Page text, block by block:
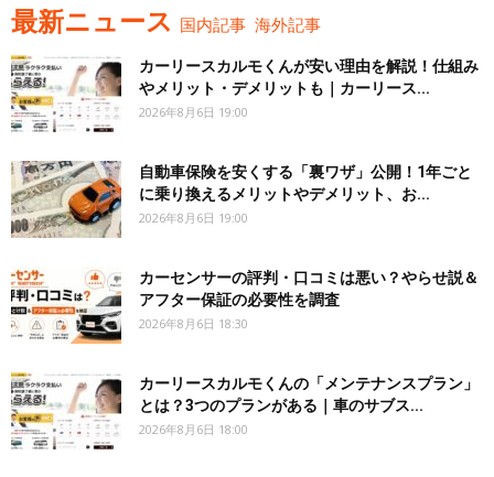
最新ニュース 国内記事 海外記事
カーリースカルモくんが安い理由を解説！仕組み
やメリット・デメリットも｜カーリース...
2026年8月6日 19:00
自動車保険を安くする「裏ワザ」公開！1年ごと
に乗り換えるメリットやデメリット、お...
2026年8月6日 19:00
カーセンサーの評判・口コミは悪い？やらせ説＆
アフター保証の必要性を調査
2026年8月6日 18:30
カーリースカルモくんの「メンテナンスプラン」
とは？3つのプランがある｜車のサブス...
2026年8月6日 18:00